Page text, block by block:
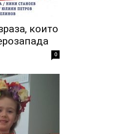
които
0